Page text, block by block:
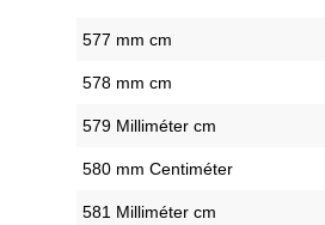
577 mm cm
578 mm cm
579 Milliméter cm
580 mm Centiméter
581 Milliméter cm